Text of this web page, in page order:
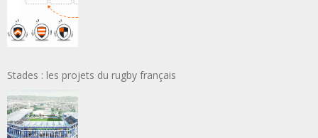
Stades : les projets du rugby français